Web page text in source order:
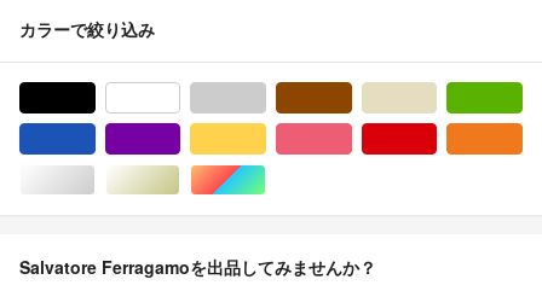
カラーで絞り込み
シルバー/銀色系ゴールド/金色系マルチカラー
Salvatore Ferragamoを出品してみませんか？